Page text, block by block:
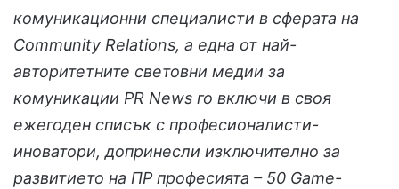
комуникационни специалисти в сферата на
Community Relations, а една от най-
авторитетните световни медии за
комуникации PR News го включи в своя
ежегоден списък с професионалисти-
иноватори, допринесли изключително за
развитието на ПР професията – 50 Game-